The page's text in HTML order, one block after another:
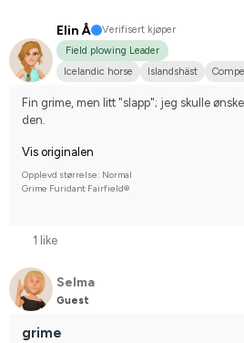
Elin Å
Verifisert kjøper
Field plowing Leader
Icelandic horse
Islandshäst
Fin grime, men litt "slapp"; jeg skulle
den.
Vis originalen
Opplevd størrelse: Normal
Grime Furidant Fairfield®
1 like
Selma
Guest
grime